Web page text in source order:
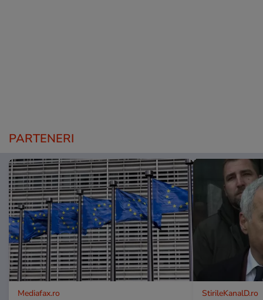
PARTENERI
Mediafax.ro StirileKanalD.ro